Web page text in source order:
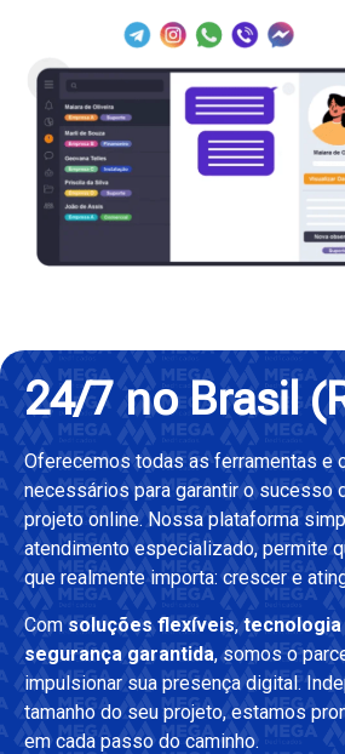
24/7 no Brasil
Oferecemos todas as ferramentas e
necessários para garantir o sucesso
projeto online. Nossa plataforma
atendimento especializado, permite
que realmente importa: crescer e
Comsoluções flexíveis,tecnologia
segurança garantida, somos o
impulsionar sua presença digital.
tamanho do seu projeto, estamos
em cada passo do caminho.